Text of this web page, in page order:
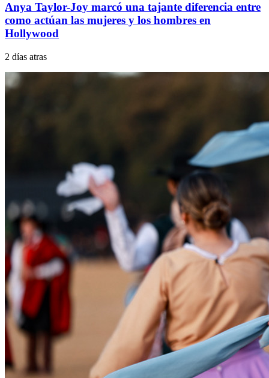
Anya Taylor-Joy marcó una tajante diferencia entre
como actúan las mujeres y los hombres en
Hollywood
2 días atras